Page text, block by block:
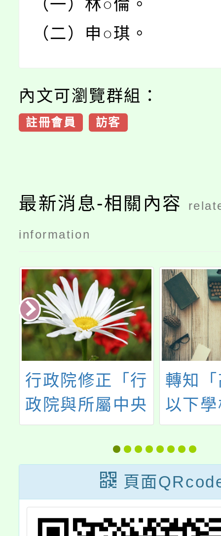
（一）林○倫。
（二）申○琪。
內文可瀏覽群組：
註冊會員 訪客
最新消息-相關內容
information
行政院修正「行
政院與所屬中央
及地方各機關學
校公務人員陞任
評分標準表」第
五點，並自114
年10月16日生效
轉知
以下
聘不
資遣
條、
62條
表、
頁面